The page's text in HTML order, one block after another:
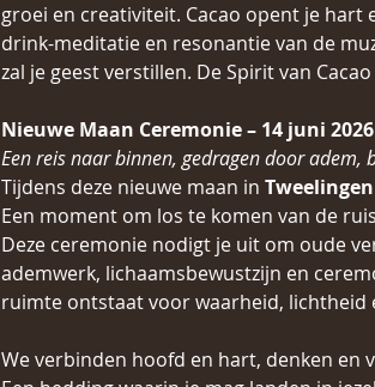
groei en creativiteit. Cacao opent je hart
drink-meditatie en resonantie van de
zal je geest verstillen. De Spirit van
Nieuwe Maan Ceremonie – 14 juni 2026
Een reis naar binnen, gedragen door adem,
Tijdens deze nieuwe maan in Tweelingen
Een moment om los te komen van de
Deze ceremonie nodigt je uit om oude
ademwerk, lichaamsbewustzijn en
ruimte ontstaat voor waarheid, lichtheid
We verbinden hoofd en hart, denken en